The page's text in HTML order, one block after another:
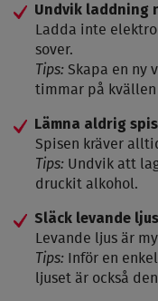
Undvik laddning
Ladda inte
sover.
Tips: Skapa en ny
timmar på
Lämna aldrig
Spisen kräver
Tips: Undvik att
druckit alkohol.
Släck levande
Levande ljus är
Tips: Inför en
ljuset är också